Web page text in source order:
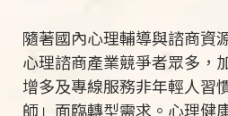
隨著國內心理輔導與諮商資
心理諮商產業競爭者眾多，
增多及專線服務非年輕人習
師」面臨轉型需求。心理健